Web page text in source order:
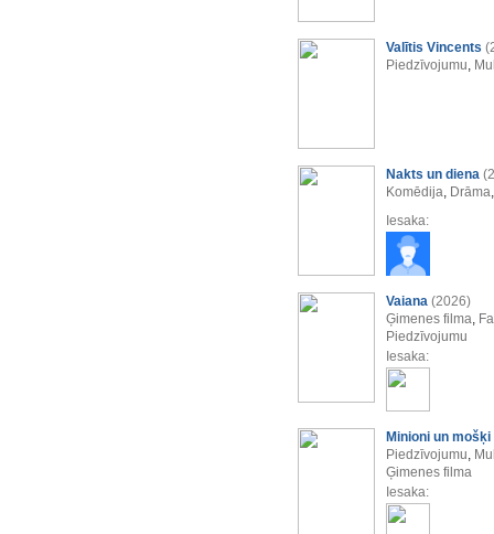
Valītis Vincents
Piedzīvojumu,
Nakts un diena
Komēdija, Drāma
Iesaka:
Vaiana (2026)
Ģimenes filma,
Piedzīvojumu
Iesaka:
Minioni un mošķi
Piedzīvojumu,
Ģimenes filma
Iesaka: